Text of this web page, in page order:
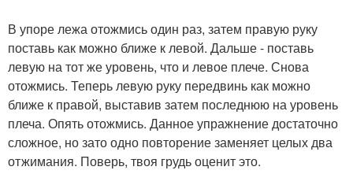
В упоре лежа отожмись один раз, затем правую руку
поставь как можно ближе к левой. Дальше - поставь
левую на тот же уровень, что и левое плече. Снова
отожмись. Теперь левую руку передвинь как можно
ближе к правой, выставив затем последнюю на уровень
плеча. Опять отожмись. Данное упражнение достаточно
сложное, но зато одно повторение заменяет целых два
отжимания. Поверь, твоя грудь оценит это.